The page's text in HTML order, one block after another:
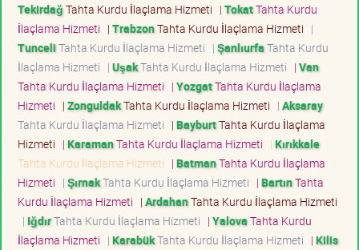
TekirdağTahta Kurdu İlaçlama Hizmeti | TokatTahta Kurdu
İlaçlama Hizmeti | TrabzonTahta Kurdu İlaçlama Hizmeti |
TunceliTahta Kurdu İlaçlama Hizmeti | ŞanlıurfaTahta Kurdu
İlaçlama Hizmeti | UşakTahta Kurdu İlaçlama Hizmeti | Van
Tahta Kurdu İlaçlama Hizmeti | YozgatTahta Kurdu İlaçlama
Hizmeti | ZonguldakTahta Kurdu İlaçlama Hizmeti | Aksaray
Tahta Kurdu İlaçlama Hizmeti | BayburtTahta Kurdu İlaçlama
Hizmeti | KaramanTahta Kurdu İlaçlama Hizmeti | Kırıkkale
Tahta Kurdu İlaçlama Hizmeti | BatmanTahta Kurdu İlaçlama
Hizmeti | ŞırnakTahta Kurdu İlaçlama Hizmeti | BartınTahta
Kurdu İlaçlama Hizmeti | ArdahanTahta Kurdu İlaçlama Hizmeti
| IğdırTahta Kurdu İlaçlama Hizmeti | YalovaTahta Kurdu
İlaçlama Hizmeti | KarabükTahta Kurdu İlaçlama Hizmeti | Kilis